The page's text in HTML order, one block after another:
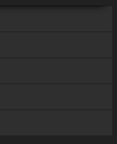
се на бъдещите си